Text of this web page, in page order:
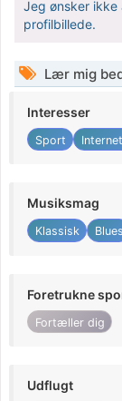
Jeg ønsker ikke
profilbillede.
Lær mig
Interesser
Sport
Musiksmag
Klassisk Blues
Foretrukne
Fortæller dig
Udflugt